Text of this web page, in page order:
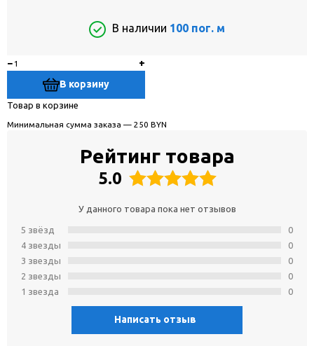
В наличии 100 пог. м
−
+
В корзину
Товар в корзине
Минимальная сумма заказа — 250 BYN
Рейтинг товара
5.0
У данного товара пока нет отзывов
5 звёзд
4 звeзды
3 звeзды
2 звeзды
1 звeзда
0
0
0
0
0
Написать отзыв